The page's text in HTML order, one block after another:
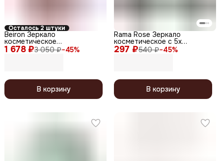
Осталось 2 штуки
1 678 ₽3 050 ₽−45%
Beiron Зеркало
косметическое
двустороннее настольное с
увеличением 5x, 530-3729,
В корзину
297 ₽540 ₽−45%
Rama Rose Зеркало
косметическое с 5x
увеличением на присосках,
черный, Ø14 см
В корзину